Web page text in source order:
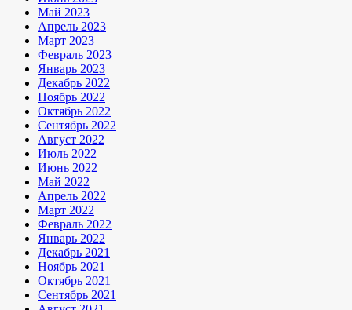
Май 2023
Апрель 2023
Март 2023
Февраль 2023
Январь 2023
Декабрь 2022
Ноябрь 2022
Октябрь 2022
Сентябрь 2022
Август 2022
Июль 2022
Июнь 2022
Май 2022
Апрель 2022
Март 2022
Февраль 2022
Январь 2022
Декабрь 2021
Ноябрь 2021
Октябрь 2021
Сентябрь 2021